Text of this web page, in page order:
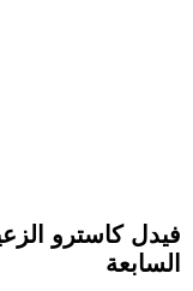
فيدل كاسترو
السابعة